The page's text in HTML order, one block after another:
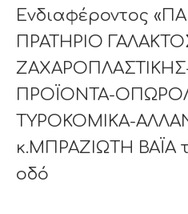
Ενδιαφέροντος
ΠΡΑΤΗΡΙΟ
ΠΡΟΪΟΝΤΑ-
ΤΥΡΟΚΟΜΙΚΑ-
κ.ΜΠΡΑΖΙΩΤΗ ΒΑΪΑ
οδό